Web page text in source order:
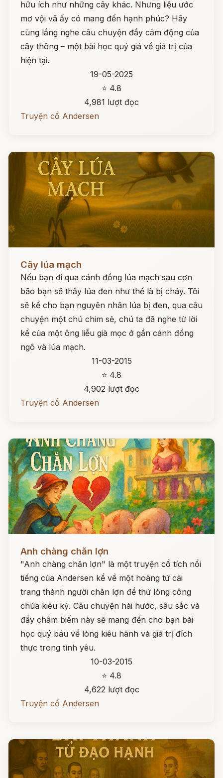
hữu ích như những cây khác. Nhưng liệu ước
mơ vội vã ấy có mang đến hạnh phúc? Hãy
cùng lắng nghe câu chuyện đầy cảm động của
cây thông – một bài học quý giá về giá trị của
hiện tại.
19-05-2025
⭐ 4.8
4,981 lượt đọc
Truyện cổ Andersen
Cây lúa mạch
Nếu bạn đi qua cánh đồng lúa mạch sau cơn
bão bạn sẽ thấy lúa đen như thể là bị cháy. Tôi
sẽ kể cho bạn nguyên nhân lúa bị đen, qua câu
chuyện một chú chim sẻ, chú ta đã nghe từ lời
kể của một ông liễu già mọc ở gần cánh đồng
ngô và lúa mạch.
11-03-2015
⭐ 4.8
4,902 lượt đọc
Truyện cổ Andersen
Anh chàng chăn lợn
"Anh chàng chăn lợn" là một truyện cổ tích nổi
tiếng của Andersen kể về một hoàng tử cải
trang thành người chăn lợn để thử lòng công
chúa kiêu kỳ. Câu chuyện hài hước, sâu sắc và
đầy châm biếm này sẽ mang đến cho bạn bài
học quý báu về lòng kiêu hãnh và giá trị đích
thực trong tình yêu.
10-03-2015
⭐ 4.8
4,622 lượt đọc
Truyện cổ Andersen